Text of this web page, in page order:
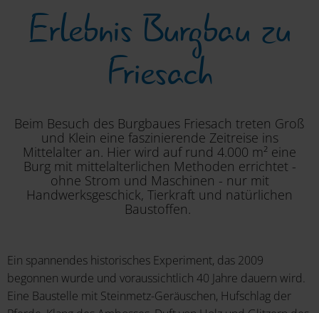
Erlebnis Burgbau zu
Friesach
Beim Besuch des Burgbaues Friesach treten Groß
und Klein eine faszinierende Zeitreise ins
Mittelalter an. Hier wird auf rund 4.000 m² eine
Burg mit mittelalterlichen Methoden errichtet -
ohne Strom und Maschinen - nur mit
Handwerksgeschick, Tierkraft und natürlichen
Baustoffen.
Ein spannendes historisches Experiment, das 2009
begonnen wurde und voraussichtlich 40 Jahre dauern wird.
Eine Baustelle mit Steinmetz-Geräuschen, Hufschlag der